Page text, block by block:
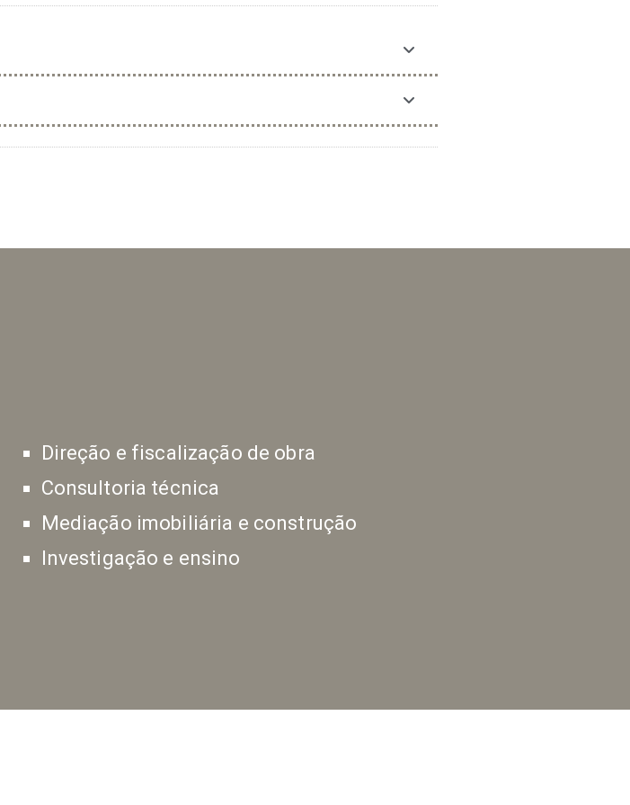
Direção e fiscalização de obra
Consultoria técnica
Mediação imobiliária e construção
Investigação e ensino